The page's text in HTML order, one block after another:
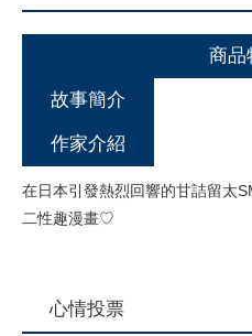
商品
故事簡介
作家介紹
在日本引發熱烈回響的甘詰留太
二性趣漫畫♡
心情投票